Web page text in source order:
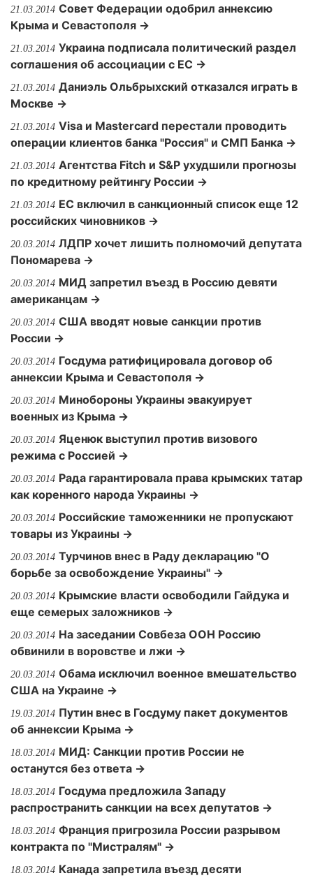
21.03.2014 Совет Федерации одобрил аннексию
Крыма и Севастополя →
21.03.2014 Украина подписала политический раздел
соглашения об ассоциации с ЕС →
21.03.2014 Даниэль Ольбрыхский отказался играть в
Москве →
21.03.2014 Visa и Mastercard перестали проводить
операции клиентов банка "Россия" и СМП Банка →
21.03.2014 Агентства Fitch и S&P ухудшили прогнозы
по кредитному рейтингу России →
21.03.2014 ЕС включил в санкционный список еще 12
российских чиновников →
20.03.2014 ЛДПР хочет лишить полномочий депутата
Пономарева →
20.03.2014 МИД запретил въезд в Россию девяти
американцам →
20.03.2014 США вводят новые санкции против
России →
20.03.2014 Госдума ратифицировала договор об
аннексии Крыма и Севастополя →
20.03.2014 Минобороны Украины эвакуирует
военных из Крыма →
20.03.2014 Яценюк выступил против визового
режима с Россией →
20.03.2014 Рада гарантировала права крымских татар
как коренного народа Украины →
20.03.2014 Российские таможенники не пропускают
товары из Украины →
20.03.2014 Турчинов внес в Раду декларацию "О
борьбе за освобождение Украины" →
20.03.2014 Крымские власти освободили Гайдука и
еще семерых заложников →
20.03.2014 На заседании Совбеза ООН Россию
обвинили в воровстве и лжи →
20.03.2014 Обама исключил военное вмешательство
США на Украине →
19.03.2014 Путин внес в Госдуму пакет документов
об аннексии Крыма →
18.03.2014 МИД: Санкции против России не
останутся без ответа →
18.03.2014 Госдума предложила Западу
распространить санкции на всех депутатов →
18.03.2014 Франция пригрозила России разрывом
контракта по "Мистралям" →
18.03.2014 Канада запретила въезд десяти